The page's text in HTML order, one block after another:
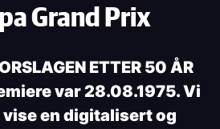
Grand Prix
ETTER 50 ÅR
var 28.08.1975. Vi
vise en digitalisert og